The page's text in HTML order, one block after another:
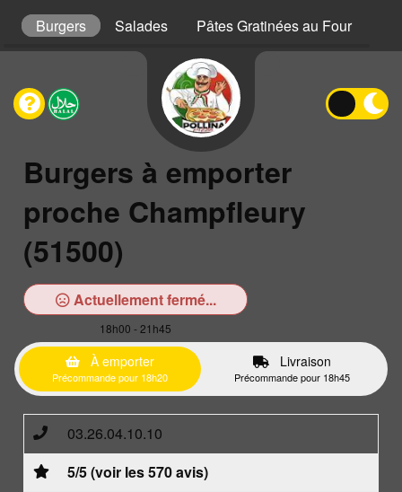
Burgers Salades Pâtes Gratinées au Four
Burgers à emporter
proche Champfleury
(51500)
Actuellement fermé...
18h00 - 21h45
À emporter
Précommande pour 18h20
Livraison
Précommande pour 18h45
03.26.04.10.10
5/5 (voir les 570 avis)